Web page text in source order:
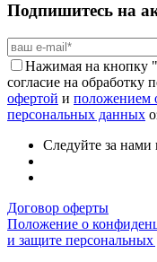
Подпишитесь на
Нажимая на кнопку
согласие на обработку
офертой и положением
персональных данных
Следуйте за нами
Договор оферты
Положение о
и защите